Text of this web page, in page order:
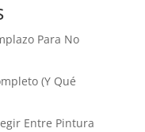
Para No
(Y Qué
Entre Pintura